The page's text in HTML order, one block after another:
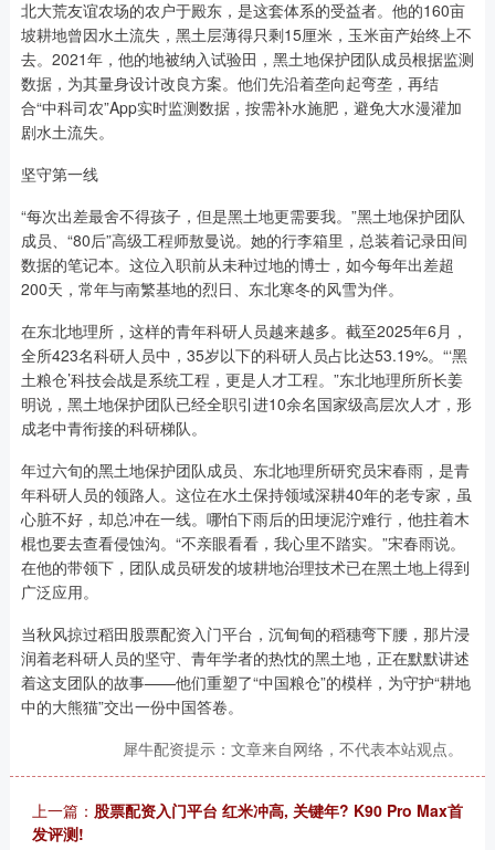
北大荒友谊农场的农户于殿东，是这套体系的受益者。他的160亩
坡耕地曾因水土流失，黑土层薄得只剩15厘米，玉米亩产始终上不
去。2021年，他的地被纳入试验田，黑土地保护团队成员根据监测
数据，为其量身设计改良方案。他们先沿着垄向起弯垄，再结
合“中科司农”App实时监测数据，按需补水施肥，避免大水漫灌加
剧水土流失。
坚守第一线
“每次出差最舍不得孩子，但是黑土地更需要我。”黑土地保护团队
成员、“80后”高级工程师敖曼说。她的行李箱里，总装着记录田间
数据的笔记本。这位入职前从未种过地的博士，如今每年出差超
200天，常年与南繁基地的烈日、东北寒冬的风雪为伴。
在东北地理所，这样的青年科研人员越来越多。截至2025年6月，
全所423名科研人员中，35岁以下的科研人员占比达53.19%。“‘黑
土粮仓’科技会战是系统工程，更是人才工程。”东北地理所所长姜
明说，黑土地保护团队已经全职引进10余名国家级高层次人才，形
成老中青衔接的科研梯队。
年过六旬的黑土地保护团队成员、东北地理所研究员宋春雨，是青
年科研人员的领路人。这位在水土保持领域深耕40年的老专家，虽
心脏不好，却总冲在一线。哪怕下雨后的田埂泥泞难行，他拄着木
棍也要去查看侵蚀沟。“不亲眼看看，我心里不踏实。”宋春雨说。
在他的带领下，团队成员研发的坡耕地治理技术已在黑土地上得到
广泛应用。
当秋风掠过稻田股票配资入门平台，沉甸甸的稻穗弯下腰，那片浸
润着老科研人员的坚守、青年学者的热忱的黑土地，正在默默讲述
着这支团队的故事——他们重塑了“中国粮仓”的模样，为守护“耕地
中的大熊猫”交出一份中国答卷。
犀牛配资提示：文章来自网络，不代表本站观点。
上一篇： 股票配资入门平台 红米冲高, 关键年? K90 Pro Max首
发评测!